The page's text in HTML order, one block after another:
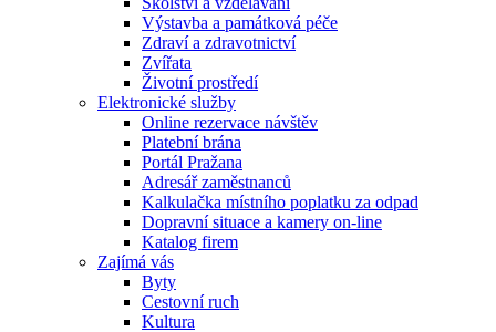
Výstavba a památková péče
Zdraví a zdravotnictví
Zvířata
Životní prostředí
Elektronické služby
Online rezervace návštěv
Platební brána
Portál Pražana
Adresář zaměstnanců
Kalkulačka místního poplatku za odpad
Dopravní situace a kamery on-line
Katalog firem
Zajímá vás
Byty
Cestovní ruch
Kultura